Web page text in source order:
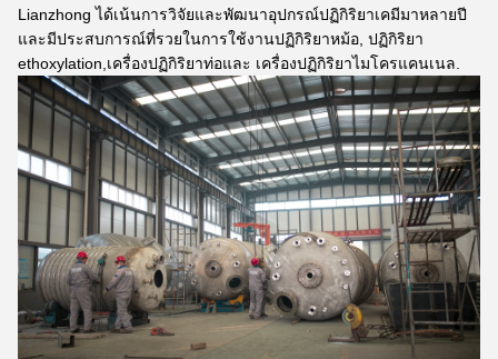
Lianzhong ได้เน้นการวิจัยและพัฒนาอุปกรณ์ปฏิกิริยาเคมีมาหลายปี
และมีประสบการณ์ที่รวยในการใช้งานปฏิกิริยาหม้อ, ปฏิกิริยา
ethoxylation,เครื่องปฏิกิริยาท่อและ เครื่องปฏิกิริยาไมโครแคนเนล.